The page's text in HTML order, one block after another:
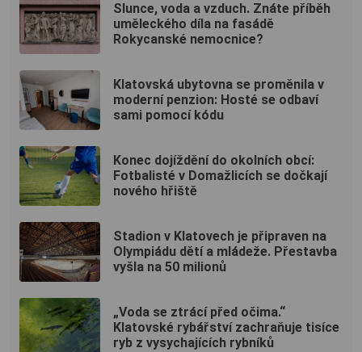
Slunce, voda a vzduch. Znáte příběh
uměleckého díla na fasádě
Rokycanské nemocnice?
Klatovská ubytovna se proměnila v
moderní penzion: Hosté se odbaví
sami pomocí kódu
Konec dojíždění do okolních obcí:
Fotbalisté v Domažlicích se dočkají
nového hřiště
Stadion v Klatovech je připraven na
Olympiádu dětí a mládeže. Přestavba
vyšla na 50 milionů
„Voda se ztrácí před očima.“
Klatovské rybářství zachraňuje tisíce
ryb z vysychajících rybníků